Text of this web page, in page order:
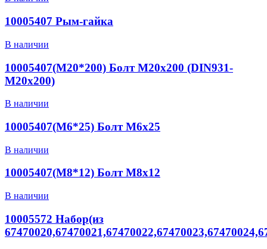
10005407 Рым-гайка
В наличии
10005407(M20*200) Болт М20х200 (DIN931-
M20x200)
В наличии
10005407(M6*25) Болт М6х25
В наличии
10005407(M8*12) Болт М8х12
В наличии
10005572 Набор(из